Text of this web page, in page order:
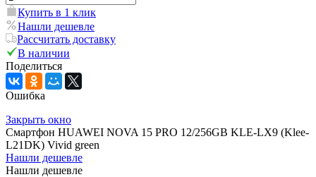
Купить в 1 клик
Нашли дешевле
Рассчитать доставку
В наличии
Поделиться
Ошибка
Закрыть окно
Смартфон HUAWEI NOVA 15 PRO 12/256GB KLE-LX9 (Klee-
L21DK) Vivid green
Нашли дешевле
Нашли дешевле